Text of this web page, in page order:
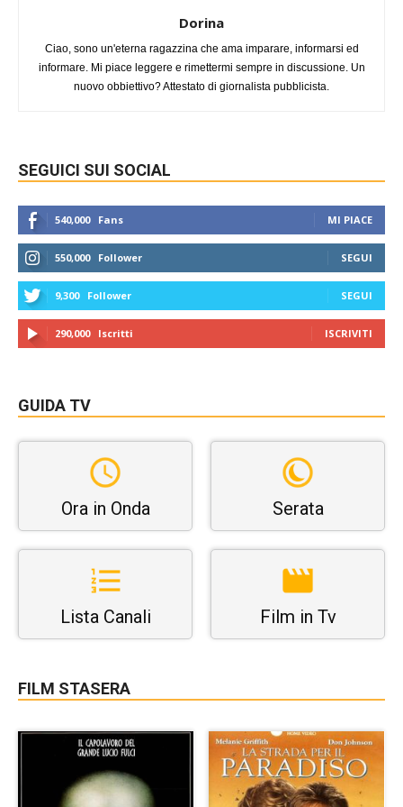
Dorina
Ciao, sono un'eterna ragazzina che ama imparare, informarsi ed
informare. Mi piace leggere e rimettermi sempre in discussione. Un
nuovo obbiettivo? Attestato di giornalista pubblicista.
SEGUICI SUI SOCIAL
540,000 Fans MI PIACE
550,000 Follower SEGUI
9,300 Follower SEGUI
290,000 Iscritti ISCRIVITI
GUIDA TV
Ora in Onda Serata
Lista Canali Film in Tv
FILM STASERA